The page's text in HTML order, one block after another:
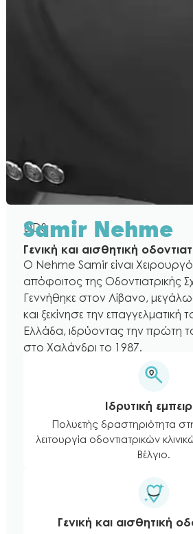
DDS
Samir Nehme
Γενική και αισθητική
Ο Nehme Samir είναι
απόφοιτος της Οδοντιατρικής
Γεννήθηκε στον Λίβανο,
και ξεκίνησε την επαγγελματική
Ελλάδα, ιδρύοντας την πρώτη
στο Χαλάνδρι το 1987.
Ιδρυτική
Πολυετής δραστηριότητα
λειτουργία οδοντιατρικών
Βέλγιο.
Γενική και αισθητική